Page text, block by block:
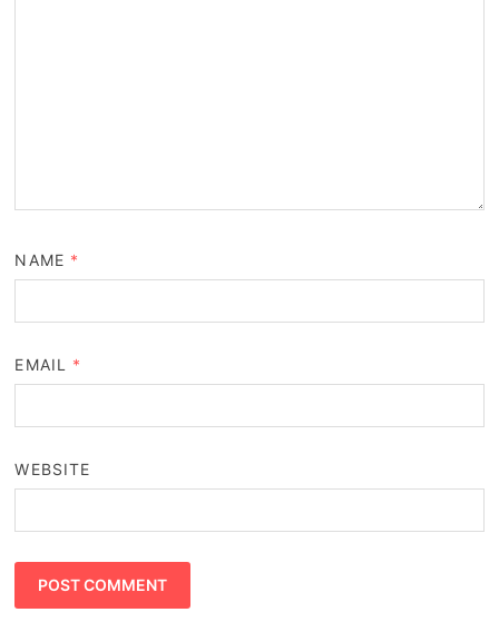
NAME *
EMAIL *
WEBSITE